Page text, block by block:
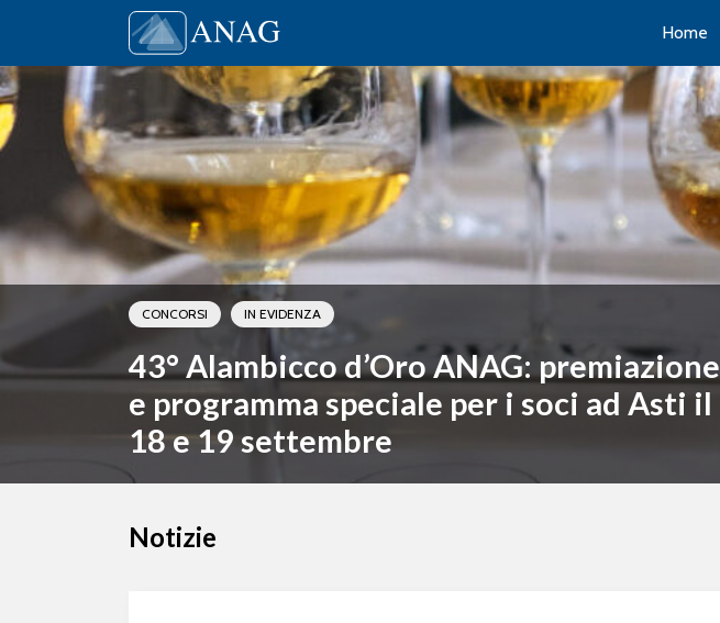
Main Navigation Home
CONCORSI IN EVIDENZA
43° Alambicco d’Oro ANAG: premiazione
e programma speciale per i soci ad Asti il
18 e 19 settembre
Notizie